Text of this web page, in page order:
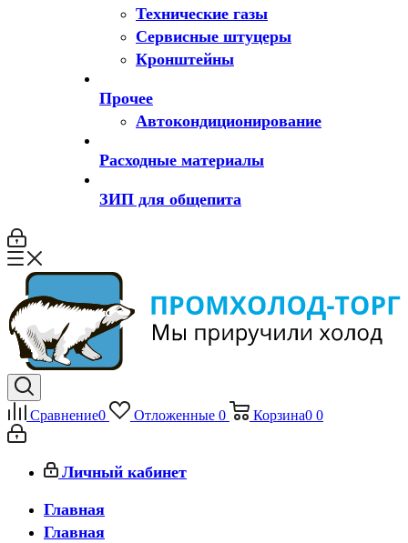
Технические газы
Сервисные штуцеры
Кронштейны
Прочее
Автокондиционирование
Расходные материалы
ЗИП для общепита
Сравнение0 Отложенные 0 Корзина0 0
Личный кабинет
Главная
Главная